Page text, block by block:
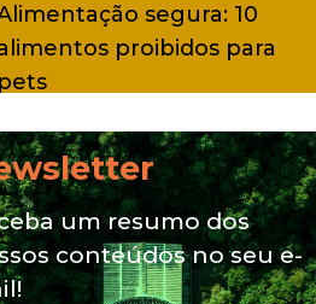
segura: 10
proibidos para
pets
natural e mix
conheça essas
para nutrição do seu
um resumo dos
conteúdos no seu e-